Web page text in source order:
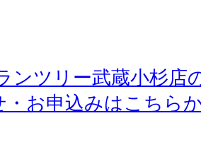
ンツリー武蔵小杉店
・お申込みはこちら